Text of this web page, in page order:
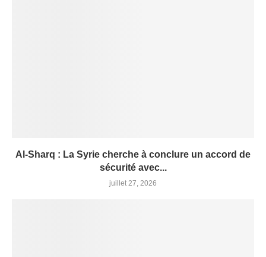
Al-Sharq : La Syrie cherche à conclure un accord de
sécurité avec...
juillet 27, 2026